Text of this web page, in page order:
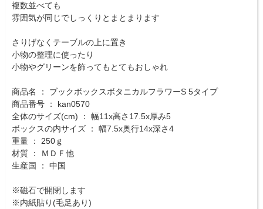
複数並べても
雰囲気が同じでしっくりとまとまります
さりげなくテーブルの上に置き
小物の整理に使ったり
小物やグリーンを飾ってもとてもおしゃれ
商品名 ： ブックボックスボタニカルフラワーS 5タイプ
商品番号 ： kan0570
全体のサイズ(cm) ： 幅11x高さ17.5x厚み5
ボックスの内サイズ ： 幅7.5x奥行14x深さ4
重量 ： 250ｇ
材質 ： ＭＤＦ他
生産国 ： 中国
※磁石で開閉します
※内紙貼り(毛足あり)